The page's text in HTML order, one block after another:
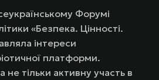
Форумі
«Безпека. Цінності.
інтереси
платформи.
не тільки активну участь в